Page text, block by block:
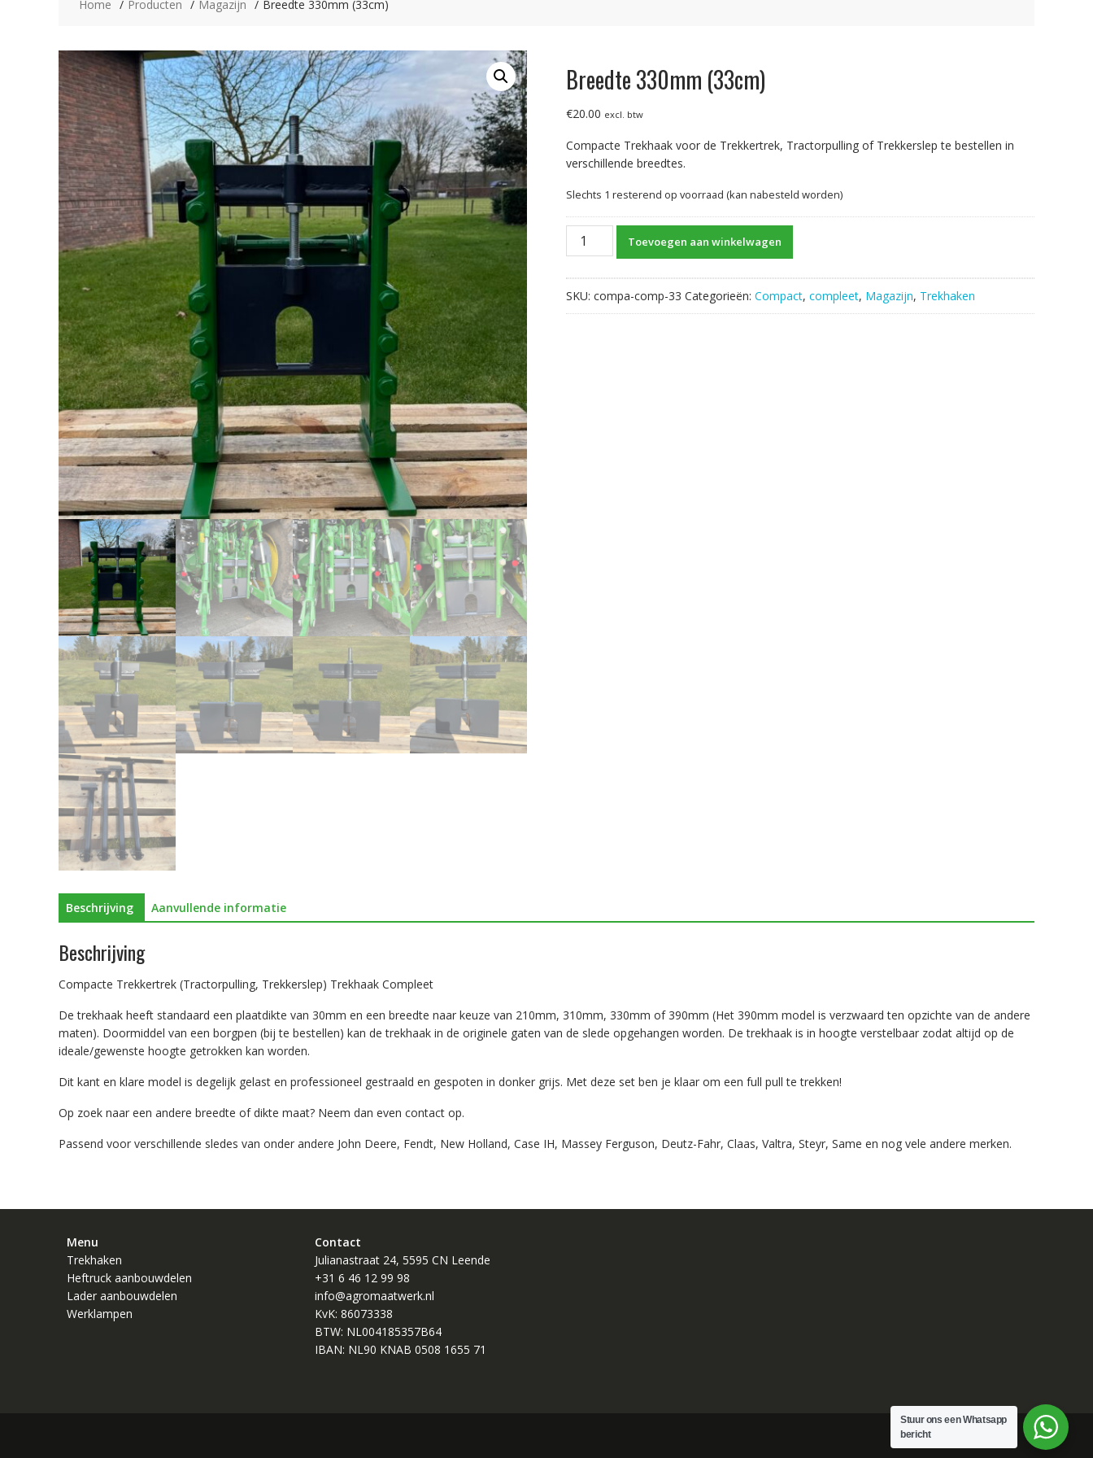
Home Producten Magazijn Breedte 330mm (33cm)
Breedte 330mm (33cm)
€20.00 excl. btw
Compacte Trekhaak voor de Trekkertrek, Tractorpulling of Trekkerslep te bestellen in
verschillende breedtes.
Slechts 1 resterend op voorraad (kan nabesteld worden)
Breedte
Toevoegen aan winkelwagen
SKU: compa-comp-33 Categorieën: Compact, compleet, Magazijn, Trekhaken
Beschrijving Aanvullende informatie
Beschrijving
Compacte Trekkertrek (Tractorpulling, Trekkerslep) Trekhaak Compleet
De trekhaak heeft standaard een plaatdikte van 30mm en een breedte naar keuze van 210mm, 310mm, 330mm of 390mm (Het 390mm model is verzwaard ten opzichte van de andere
maten). Doormiddel van een borgpen (bij te bestellen) kan de trekhaak in de originele gaten van de slede opgehangen worden. De trekhaak is in hoogte verstelbaar zodat altijd op de
ideale/gewenste hoogte getrokken kan worden.
Dit kant en klare model is degelijk gelast en professioneel gestraald en gespoten in donker grijs. Met deze set ben je klaar om een full pull te trekken!
Op zoek naar een andere breedte of dikte maat? Neem dan even contact op.
Passend voor verschillende sledes van onder andere John Deere, Fendt, New Holland, Case IH, Massey Ferguson, Deutz-Fahr, Claas, Valtra, Steyr, Same en nog vele andere merken.
Menu
Trekhaken
Heftruck aanbouwdelen
Lader aanbouwdelen
Werklampen
Contact
Julianastraat 24, 5595 CN Leende
+31 6 46 12 99 98
info@agromaatwerk.nl
KvK: 86073338
BTW: NL004185357B64
IBAN: NL90 KNAB 0508 1655 71
Stuur ons een Whatsapp
bericht